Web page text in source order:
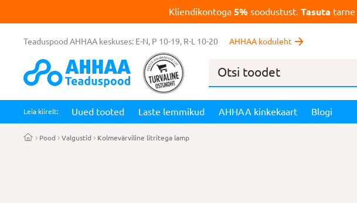
Kliendikontoga5% soodustust. Tasuta tarne
Teaduspood AHHAA keskuses: E-N, P 10-19, R-L 10-20 AHHAA koduleht
Products
Leia kiirelt: Uued tooted Laste lemmikud AHHAA kinkekaart Blogi
Pood Valgustid Kolmevärviline litritega lamp